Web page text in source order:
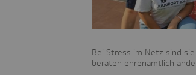
Bei Stress im Netz sind
beraten ehrenamtlich